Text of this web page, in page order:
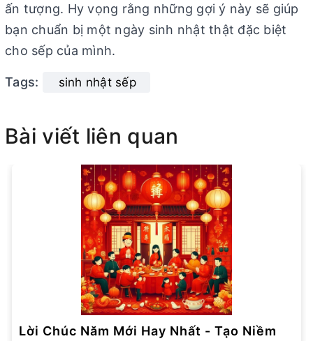
ấn tượng. Hy vọng rằng những gợi ý này sẽ giúp
bạn chuẩn bị một ngày sinh nhật thật đặc biệt
cho sếp của mình.
Tags: sinh nhật sếp
Bài viết liên quan
Lời Chúc Năm Mới Hay Nhất - Tạo Niềm